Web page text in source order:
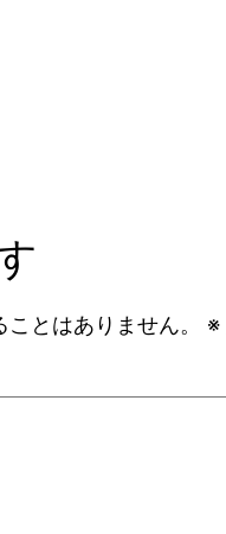
とはありません。 ※